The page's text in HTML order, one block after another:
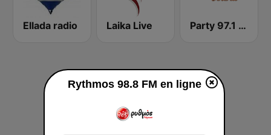
Ellada radio Laika Live Party 97.1 FM
Rythmos 98.8 FM en ligne